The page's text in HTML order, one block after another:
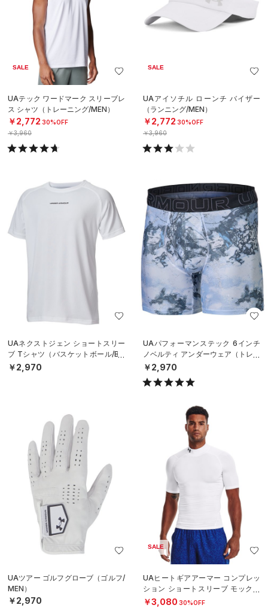
SALE
UAテック ワードマーク スリーブレ
ス シャツ（トレーニング/MEN）
￥2,772 30%OFF
￥3,960
SALE
UAアイソチル ローンチ バイザー
（ランニング/MEN）
￥2,772 30%OFF
￥3,960
UAネクストジェン ショートスリー
ブ Tシャツ（バスケットボール/BO
YS）
￥2,970
UAパフォーマンステック 6インチ
ノベルティ アンダーウェア（トレー
ニング/MEN）
￥2,970
UAツアー ゴルフグローブ（ゴルフ/
MEN）
￥2,970
SALE
UAヒートギアアーマー コンプレッ
ション ショートスリーブ モックネ
ック シャツ（トレーニング/MEN）
￥3,080 30%OFF